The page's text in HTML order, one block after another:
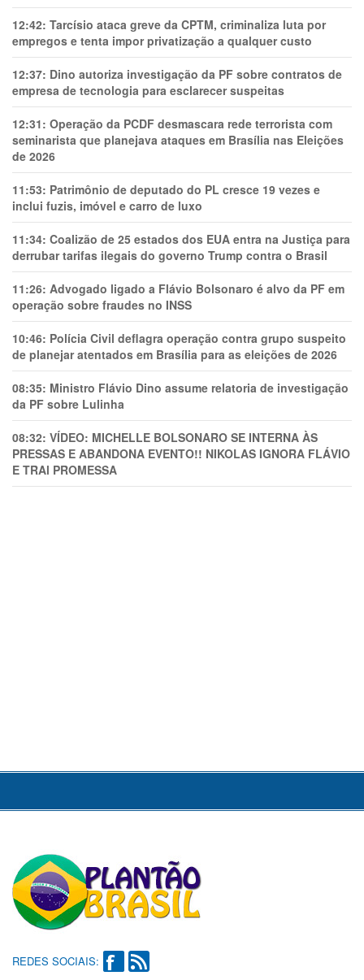
12:42: Tarcísio ataca greve da CPTM, criminaliza luta por
empregos e tenta impor privatização a qualquer custo
12:37: Dino autoriza investigação da PF sobre contratos de
empresa de tecnologia para esclarecer suspeitas
12:31: Operação da PCDF desmascara rede terrorista com
seminarista que planejava ataques em Brasília nas Eleições
de 2026
11:53: Patrimônio de deputado do PL cresce 19 vezes e
inclui fuzis, imóvel e carro de luxo
11:34: Coalizão de 25 estados dos EUA entra na Justiça para
derrubar tarifas ilegais do governo Trump contra o Brasil
11:26: Advogado ligado a Flávio Bolsonaro é alvo da PF em
operação sobre fraudes no INSS
10:46: Polícia Civil deflagra operação contra grupo suspeito
de planejar atentados em Brasília para as eleições de 2026
08:35: Ministro Flávio Dino assume relatoria de investigação
da PF sobre Lulinha
08:32: VÍDEO: MICHELLE BOLSONARO SE INTERNA ÀS
PRESSAS E ABANDONA EVENTO!! NIKOLAS IGNORA FLÁVIO
E TRAl PROMESSA
REDES SOCIAIS: